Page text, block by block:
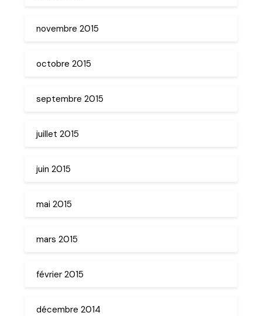
novembre 2015
octobre 2015
septembre 2015
juillet 2015
juin 2015
mai 2015
mars 2015
février 2015
décembre 2014